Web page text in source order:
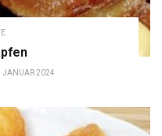
JANUAR 2024